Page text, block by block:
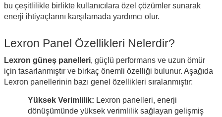
bu çeşitlilikle birlikte kullanıcılara özel çözümler sunarak
enerji ihtiyaçlarını karşılamada yardımcı olur.
Lexron Panel Özellikleri Nelerdir?
Lexron güneş panelleri, güçlü performans ve uzun ömür
için tasarlanmıştır ve birkaç önemli özelliği bulunur. Aşağıda
Lexron panellerinin bazı genel özellikleri sıralanmıştır:
Yüksek Verimlilik: Lexron panelleri, enerji
dönüşümünde yüksek verimlilik sağlayan gelişmiş